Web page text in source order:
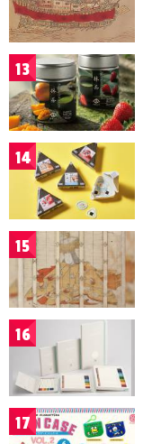
13
14
15
16
17